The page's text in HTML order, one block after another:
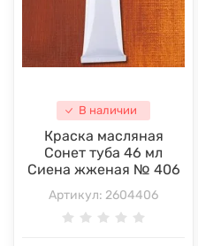
В наличии
Краска масляная
Сонет туба 46 мл
Сиена жженая № 406
Артикул: 2604406